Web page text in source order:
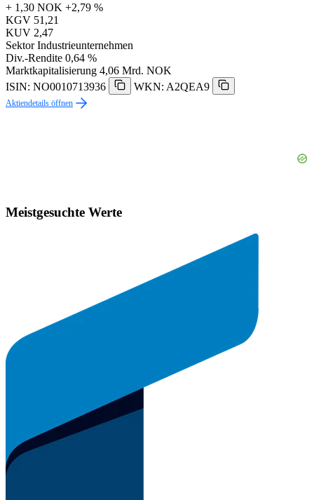
+ 1,30 NOK +2,79 %
KGV 51,21
KUV 2,47
Sektor Industrieunternehmen
Div.-Rendite 0,64 %
Marktkapitalisierung 4,06 Mrd. NOK
ISIN: NO0010713936
WKN: A2QEA9
Aktiendetails öffnen
Meistgesuchte Werte